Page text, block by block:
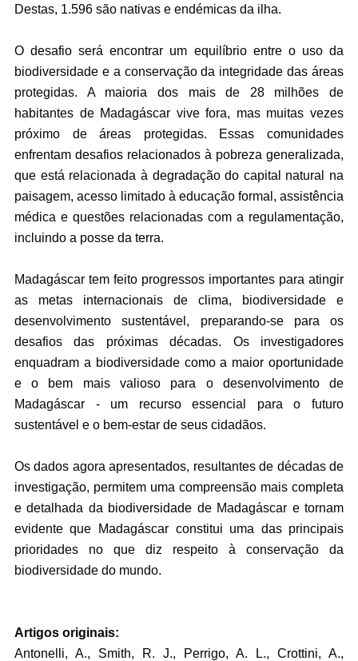
Destas, 1.596 são nativas e endémicas da ilha.
O desafio será encontrar um equilíbrio entre o uso da
biodiversidade e a conservação da integridade das áreas
protegidas. A maioria dos mais de 28 milhões de
habitantes de Madagáscar vive fora, mas muitas vezes
próximo de áreas protegidas. Essas comunidades
enfrentam desafios relacionados à pobreza generalizada,
que está relacionada à degradação do capital natural na
paisagem, acesso limitado à educação formal, assistência
médica e questões relacionadas com a regulamentação,
incluindo a posse da terra.
Madagáscar tem feito progressos importantes para atingir
as metas internacionais de clima, biodiversidade e
desenvolvimento sustentável, preparando-se para os
desafios das próximas décadas. Os investigadores
enquadram a biodiversidade como a maior oportunidade
e o bem mais valioso para o desenvolvimento de
Madagáscar - um recurso essencial para o futuro
sustentável e o bem-estar de seus cidadãos.
Os dados agora apresentados, resultantes de décadas de
investigação, permitem uma compreensão mais completa
e detalhada da biodiversidade de Madagáscar e tornam
evidente que Madagáscar constitui uma das principais
prioridades no que diz respeito à conservação da
biodiversidade do mundo.
Artigos originais:
Antonelli, A., Smith, R. J., Perrigo, A. L., Crottini, A.,